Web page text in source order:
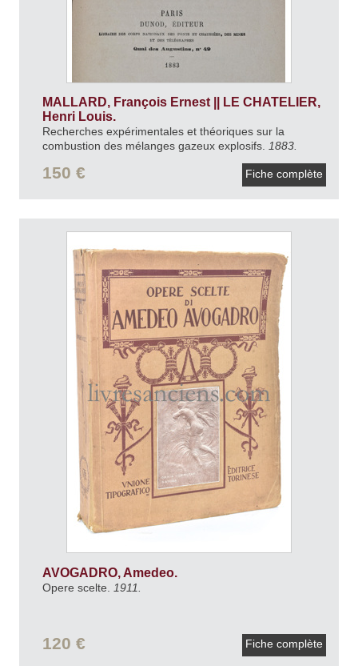
MALLARD, François Ernest || LE CHATELIER,
Henri Louis.
Recherches expérimentales et théoriques sur la
combustion des mélanges gazeux explosifs. 1883.
150 € Fiche complète
AVOGADRO, Amedeo.
Opere scelte. 1911.
120 € Fiche complète